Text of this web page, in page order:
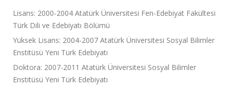
Lisans: 2000-2004 Atatürk Üniversitesi Fen-Edebiyat Fakültesi
Türk Dili ve Edebiyatı Bölümü
Yüksek Lisans: 2004-2007 Atatürk Üniversitesi Sosyal Bilimler
Enstitüsü Yeni Türk Edebiyatı
Doktora: 2007-2011 Atatürk Üniversitesi Sosyal Bilimler
Enstitüsü Yeni Türk Edebiyatı